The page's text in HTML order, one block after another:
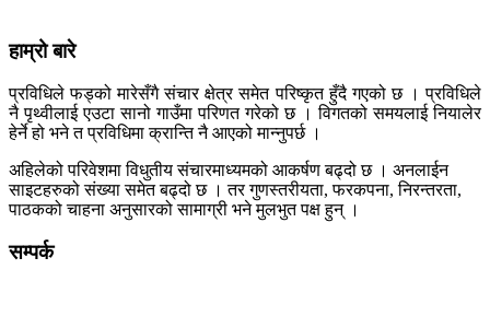
हाम्रो बारे
प्रविधिले फड्को मारेसँगै संचार क्षेत्र समेत परिष्कृत हुँदै गएको छ । प्रविधिले
नै पृथ्वीलाई एउटा सानो गाउँमा परिणत गरेको छ । विगतको समयलाई नियालेर
हेर्ने हो भने त प्रविधिमा क्रान्ति नै आएको मान्नुपर्छ ।
अहिलेको परिवेशमा विधुतीय संचारमाध्यमको आकर्षण बढ्दो छ । अनलाईन
साइटहरुको संख्या समेत बढ्दो छ । तर गुणस्तरीयता, फरकपना, निरन्तरता,
पाठकको चाहना अनुसारको सामाग्री भने मुलभुत पक्ष हुन् ।
सम्पर्क